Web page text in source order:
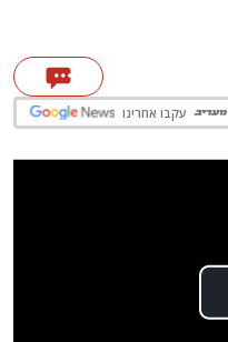
עקבו אחרינו